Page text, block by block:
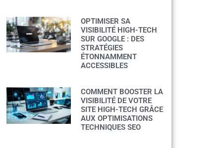
OPTIMISER SA
VISIBILITÉ HIGH-TECH
SUR GOOGLE : DES
STRATÉGIES
ÉTONNAMMENT
ACCESSIBLES
COMMENT BOOSTER LA
VISIBILITÉ DE VOTRE
SITE HIGH-TECH GRÂCE
AUX OPTIMISATIONS
TECHNIQUES SEO